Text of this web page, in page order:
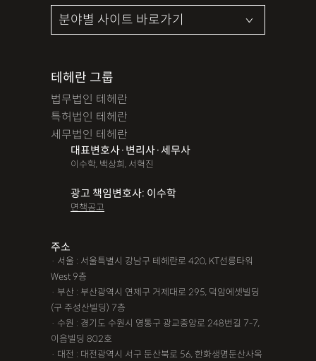
테헤란 그룹
법무법인 테헤란
특허법인 테헤란
세무법인 테헤란
대표변호사·변리사·세무사
이수학, 백상희, 서혁진
광고 책임변호사: 이수학
면책공고
주소
· 서울 : 서울특별시 강남구 테헤란로 420, KT선릉타워
West 9층
· 부산 : 부산광역시 연제구 거제대로 295, 덕암에셋빌딩
(구 주성산빌딩) 7층
· 수원 : 경기도 수원시 영통구 광교중앙로 248번길 7-7,
이음빌딩 802호
· 대전 : 대전광역시 서구 둔산북로 56, 한화생명둔산사옥